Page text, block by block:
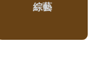
綜藝
美食